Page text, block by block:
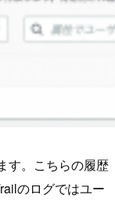
す。こちらの履歴
のログではユー